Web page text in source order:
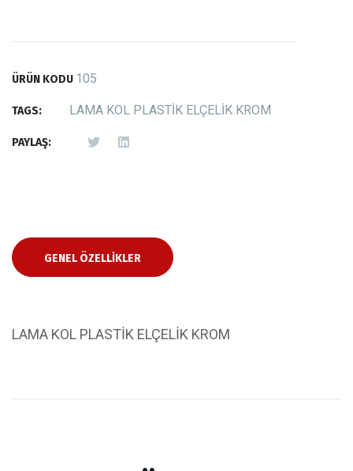
ÜRÜN KODU 105
TAGS: LAMA KOL PLASTİK ELÇELİK KROM
PAYLAŞ:
GENEL ÖZELLIKLER
LAMA KOL PLASTİK ELÇELİK KROM